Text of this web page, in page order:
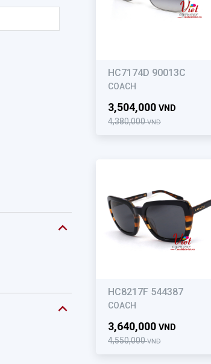
HC7174D 90013C
COACH
4,380,000VND
3,504,000 VND
HC8217F 544387
COACH
4,550,000VND
3,640,000 VND